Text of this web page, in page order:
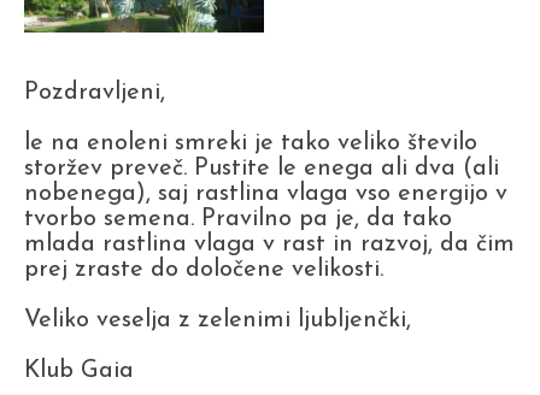
Pozdravljeni,
le na enoleni smreki je tako veliko število
storžev preveč. Pustite le enega ali dva (ali
nobenega), saj rastlina vlaga vso energijo v
tvorbo semena. Pravilno pa je, da tako
mlada rastlina vlaga v rast in razvoj, da čim
prej zraste do določene velikosti.
Veliko veselja z zelenimi ljubljenčki,
Klub Gaia